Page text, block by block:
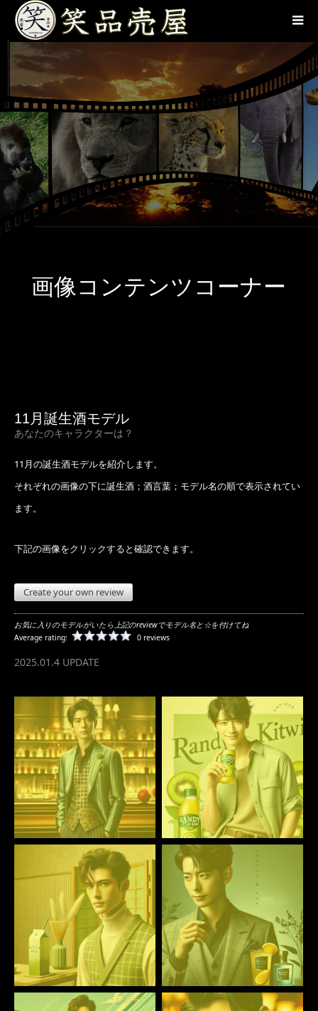
Warning: The magic method
must have public visibility in
/home/c5104016/public_html/growth205.com/wp-
content/plugins/woocommerce/packages/woocommerce-rest-
api/src/Utilities/SingletonTrait.php on line48
Warning: The magic method
Automattic\WooCommerce\Admin\FeaturePlugin::__wakeup() must
have public visibility in
/home/c5104016/public_html/growth205.com/wp-
content/plugins/woocommerce/packages/woocommerce-
admin/src/FeaturePlugin.phpon line329
画像コンテンツコーナー
11月誕生酒モデル
あなたのキャラクターは？
11月の誕生酒モデルを紹介します。
それぞれの画像の下に誕生酒；酒言葉；モデル名の順で表示されてい
ます。
下記の画像をクリックすると確認できます。
Create your own review
お気に入りのモデルがいたら上記のreviewでモデル名と☆を付けてね
Average rating:
0 reviews
2025.01.4 UPDATE